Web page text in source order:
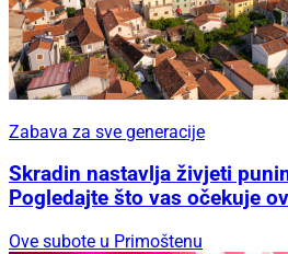
Zabava za sve generacije
Skradin nastavlja živjeti
Pogledajte što vas očekuje
Ove subote u Primoštenu